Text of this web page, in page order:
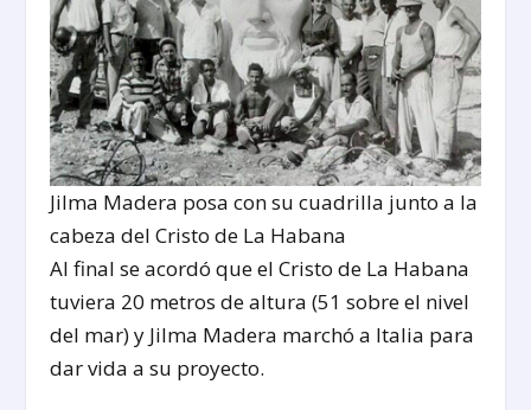
Jilma Madera posa con su cuadrilla junto a la
cabeza del Cristo de La Habana
Al final se acordó que el Cristo de La Habana
tuviera 20 metros de altura (51 sobre el nivel
del mar) y Jilma Madera marchó a Italia para
dar vida a su proyecto.